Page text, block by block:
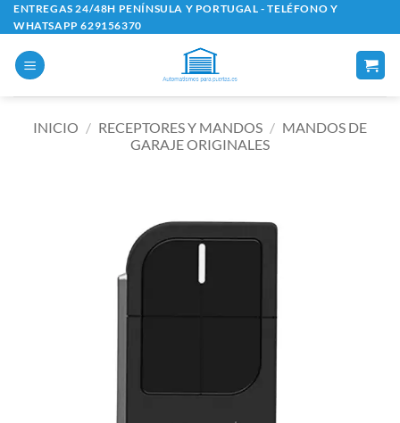
Saltar
al
contenido
ENTREGAS 24/48H PENÍNSULA Y PORTUGAL - TELÉFONO Y
WHATSAPP 629156370
INICIO / RECEPTORES Y MANDOS / MANDOS DE
GARAJE ORIGINALES